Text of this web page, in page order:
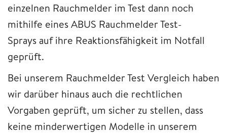
einzelnen Rauchmelder im Test dann noch
mithilfe eines ABUS Rauchmelder Test-
Sprays auf ihre Reaktionsfähigkeit im Notfall
geprüft.
Bei unserem Rauchmelder Test Vergleich haben
wir darüber hinaus auch die rechtlichen
Vorgaben geprüft, um sicher zu stellen, dass
keine minderwertigen Modelle in unserem